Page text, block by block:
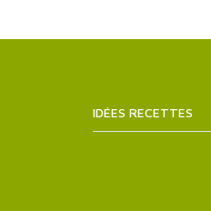
IDÉES RECETTES